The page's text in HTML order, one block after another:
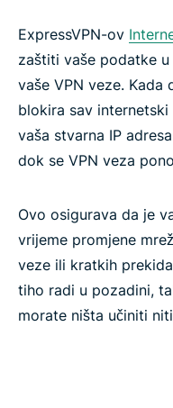
ExpressVPN-ov
zaštiti vaše podatke
vaše VPN veze.
blokira sav
vaša stvarna IP
dok se VPN veza
Ovo osigurava da je
vrijeme promjene
veze ili kratkih
tiho radi u pozadini,
morate ništa učiniti